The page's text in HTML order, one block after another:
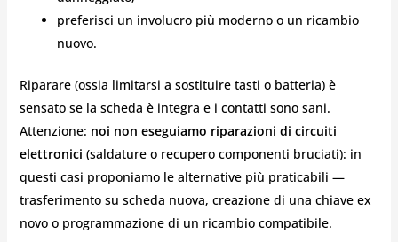
preferisci un involucro più moderno o un ricambio
nuovo.
Riparare (ossia limitarsi a sostituire tasti o batteria) è
sensato se la scheda è integra e i contatti sono sani.
Attenzione: noi non eseguiamo riparazioni di circuiti
elettronici (saldature o recupero componenti bruciati): in
questi casi proponiamo le alternative più praticabili —
trasferimento su scheda nuova, creazione di una chiave ex
novo o programmazione di un ricambio compatibile.